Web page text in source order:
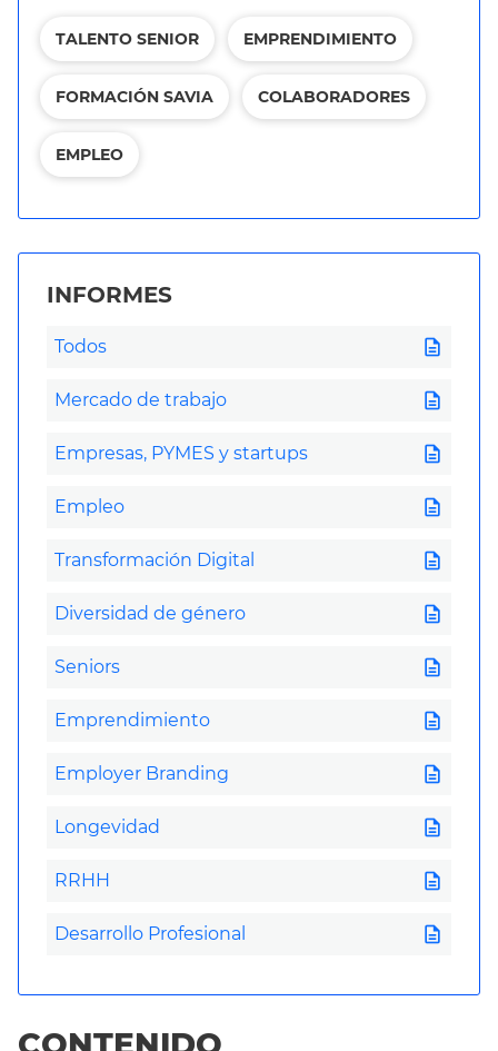
TALENTO SENIOR EMPRENDIMIENTO
FORMACIÓN SAVIA COLABORADORES
EMPLEO
INFORMES
Todos description
Mercado de trabajo description
Empresas, PYMES y startups description
Empleo description
Transformación Digital description
Diversidad de género description
Seniors description
Emprendimiento description
Employer Branding description
Longevidad description
RRHH description
Desarrollo Profesional description